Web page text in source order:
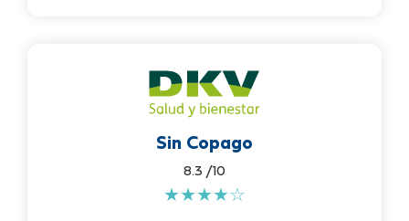
Sin Copago
8.3 /10
★★★★☆